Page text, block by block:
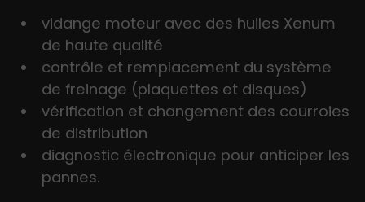
vidange moteur avec des huiles Xenum
de haute qualité
contrôle et remplacement du système
de freinage (plaquettes et disques)
vérification et changement des courroies
de distribution
diagnostic électronique pour anticiper les
pannes.